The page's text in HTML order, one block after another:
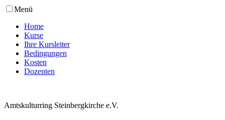
Menü
Home
Kurse
Ihre Kursleiter
Bedingungen
Kosten
Dozenten
Amtskulturring Steinbergkirche e.V.